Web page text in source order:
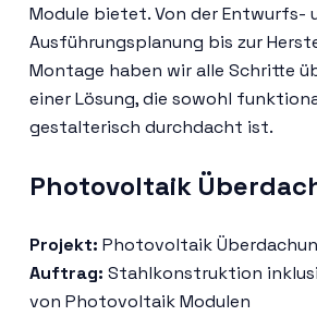
Module bietet. Von der Entwurfs-
Ausführungsplanung bis zur
Montage haben wir alle Schritte
einer Lösung, die sowohl
gestalterisch durchdacht ist.
Photovoltaik
Projekt: Photovoltaik
Auftrag: Stahlkonstruktion
von Photovoltaik Modulen